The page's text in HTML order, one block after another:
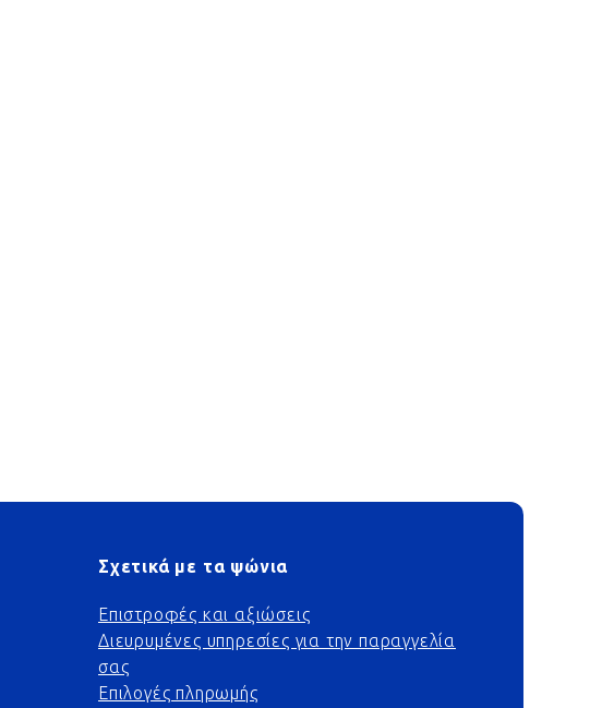
Σχετικά με τα ψώνια
Επιστροφές και αξιώσεις
Διευρυμένες υπηρεσίες για την παραγγελία
σας
Επιλογές πληρωμής